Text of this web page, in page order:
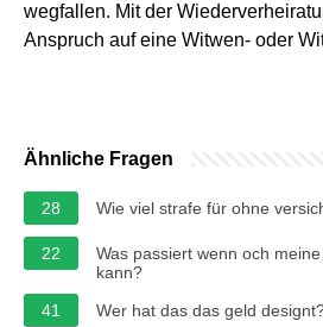
wegfallen. Mit der
Anspruch auf eine Witwen- oder
Ähnliche Fragen
28 Wie viel strafe für ohne
22
Was passiert wenn och
kann?
41
Wer hat das das geld